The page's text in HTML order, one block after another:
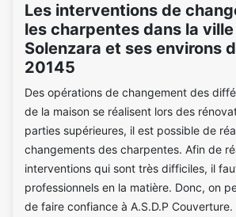
Les interventions de
les charpentes dans la
Solenzara et ses environs
20145
Des opérations de changement des
de la maison se réalisent lors des
parties supérieures, il est possible de
changements des charpentes. Afin de
interventions qui sont très difficiles, il
professionnels en la matière. Donc, on
de faire confiance à A.S.D.P